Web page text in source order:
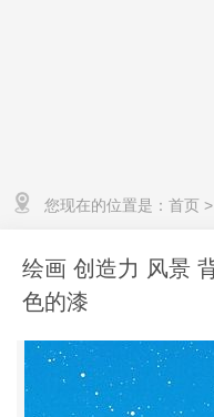
您现在的位置是： 首页 >
绘画 创造力 风景
色的漆